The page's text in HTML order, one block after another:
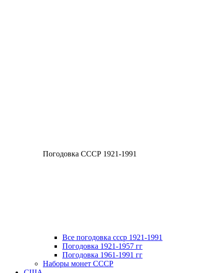
Погодовка СССР 1921-1991
Все погодовка ссср 1921-1991
Погодовка 1921-1957 гг
Погодовка 1961-1991 гг
Наборы монет СССР